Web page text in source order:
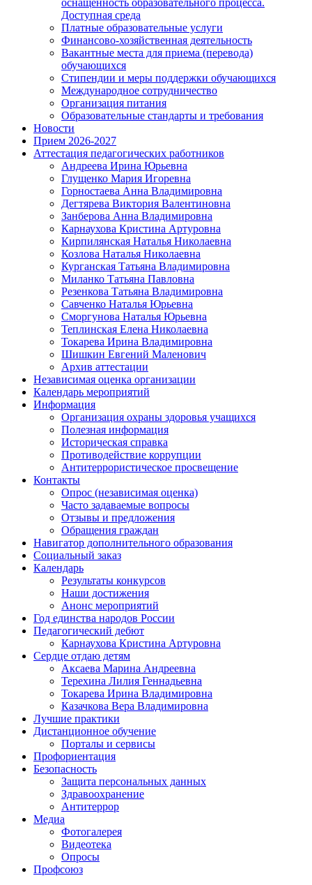
оснащенность образовательного процесса.
Доступная среда
Платные образовательные услуги
Финансово-хозяйственная деятельность
Вакантные места для приема (перевода)
обучающихся
Стипендии и меры поддержки обучающихся
Международное сотрудничество
Организация питания
Образовательные стандарты и требования
Новости
Прием 2026-2027
Аттестация педагогических работников
Андреева Ирина Юрьевна
Глущенко Мария Игоревна
Горностаева Анна Владимировна
Дегтярева Виктория Валентиновна
Занберова Анна Владимировна
Карнаухова Кристина Артуровна
Кирпилянская Наталья Николаевна
Козлова Наталья Николаевна
Курганская Татьяна Владимировна
Миланко Татьяна Павловна
Резенкова Татьяна Владимировна
Савченко Наталья Юрьевна
Сморгунова Наталья Юрьевна
Теплинская Елена Николаевна
Токарева Ирина Владимировна
Шишкин Евгений Маленович
Архив аттестации
Независимая оценка организации
Календарь мероприятий
Информация
Организация охраны здоровья учащихся
Полезная информация
Историческая справка
Противодействие коррупции
Антитеррористическое просвещение
Контакты
Опрос (независимая оценка)
Часто задаваемые вопросы
Отзывы и предложения
Обращения граждан
Навигатор дополнительного образования
Социальный заказ
Календарь
Результаты конкурсов
Наши достижения
Анонс мероприятий
Год единства народов России
Педагогический дебют
Карнаухова Кристина Артуровна
Сердце отдаю детям
Аксаева Марина Андреевна
Терехина Лилия Геннадьевна
Токарева Ирина Владимировна
Казачкова Вера Владимировна
Лучшие практики
Дистанционное обучение
Порталы и сервисы
Профориентация
Безопасность
Защита персональных данных
Здравоохранение
Антитеррор
Медиа
Фотогалерея
Видеотека
Опросы
Профсоюз